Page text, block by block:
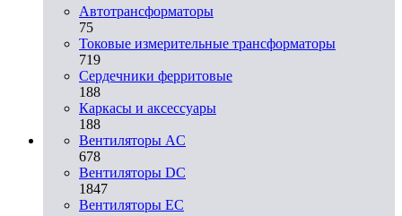
Автотрансформаторы
75
Токовые измерительные трансформаторы
719
Сердечники ферритовые
188
Каркасы и аксессуары
188
Вентиляторы AC
678
Вентиляторы DC
1847
Вентиляторы EC